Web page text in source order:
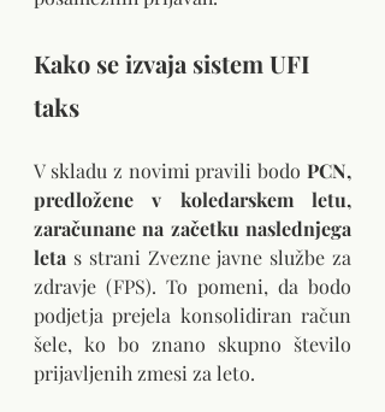
Kako se izvaja sistem UFI
taks
V skladu z novimi pravili bodo PCN,
predložene v koledarskem letu,
zaračunane na začetku naslednjega
leta s strani Zvezne javne službe za
zdravje (FPS). To pomeni, da bodo
podjetja prejela konsolidiran račun
šele, ko bo znano skupno število
prijavljenih zmesi za leto.